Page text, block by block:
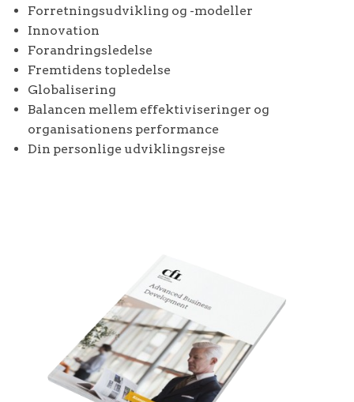
Forretningsudvikling og -modeller
Innovation
Forandringsledelse
Fremtidens topledelse
Globalisering
Balancen mellem effektiviseringer og
organisationens performance
Din personlige udviklingsrejse